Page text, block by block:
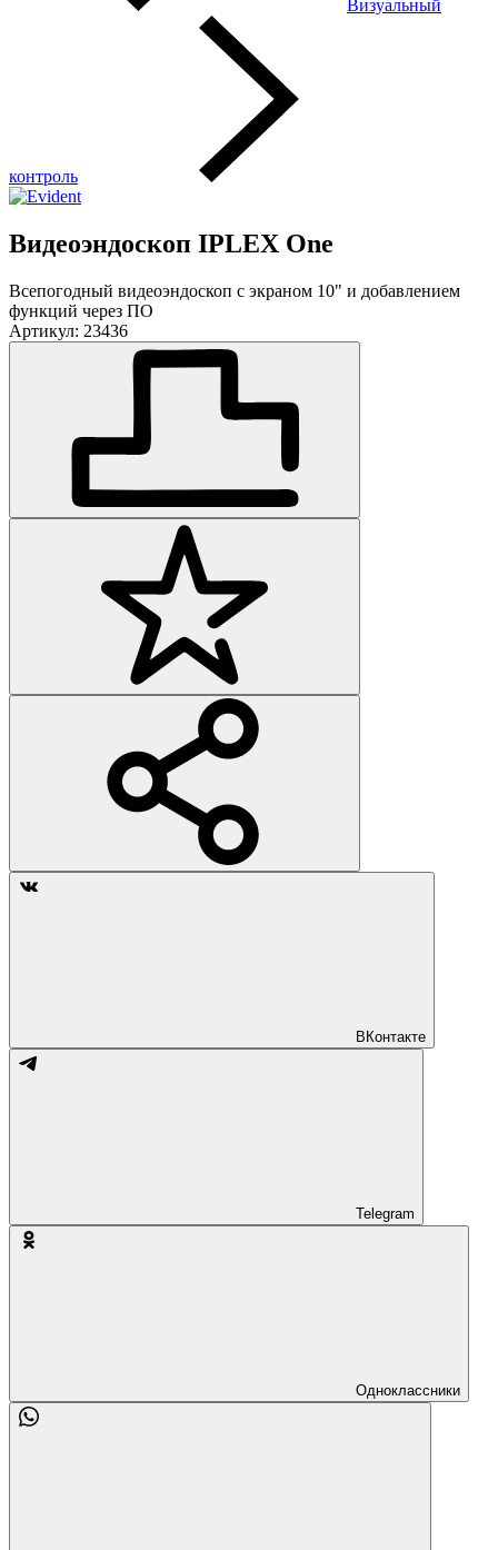
Визуальный
контроль
Видеоэндоскоп IPLEX One
Всепогодный видеоэндоскоп с экраном 10" и добавлением
функций через ПО
Артикул: 23436
ВКонтакте
Telegram
Одноклассники